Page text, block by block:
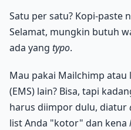
Satu per satu? Kopi-paste
Selamat, mungkin butuh
ada yang typo.
Mau pakai Mailchimp
(EMS) lain? Bisa, tapi
harus diimpor dulu, diatur
list Anda "kotor" dan kena